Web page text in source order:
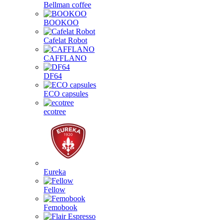
Bellman coffee
BOOKOO
Cafelat Robot
CAFFLANO
DF64
ECO capsules
ecotree
Eureka
Fellow
Femobook